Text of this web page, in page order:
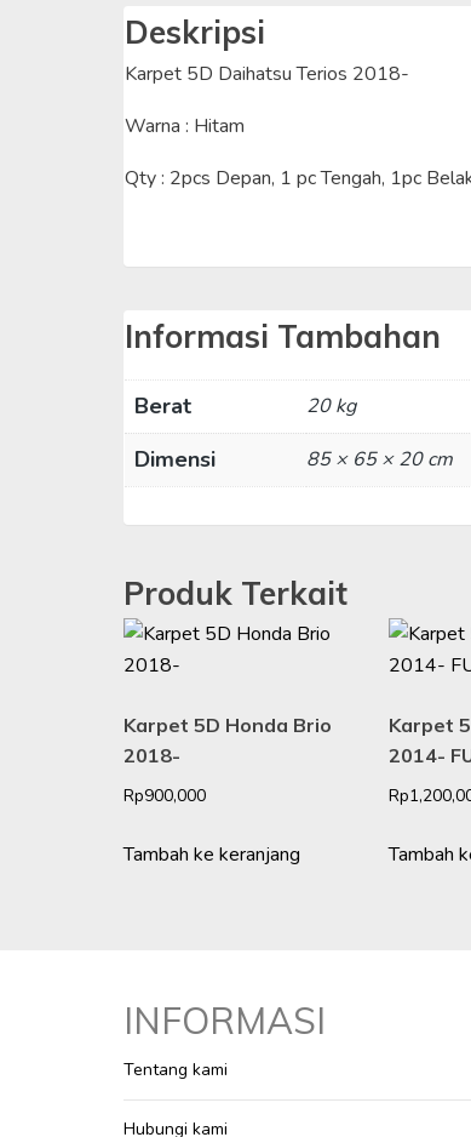
Deskripsi
Karpet 5D Daihatsu Terios 2018-
Warna : Hitam
Qty : 2pcs Depan, 1 pc Tengah, 1pc
Informasi Tambahan
Berat 20 kg
Dimensi 85 × 65 × 20 cm
Produk Terkait
Karpet 5D Honda Brio
2018-
Rp900,000
Tambah ke keranjang
Karpet
2014-
Rp
Tambah
INFORMASI
Tentang kami
Hubungi kami